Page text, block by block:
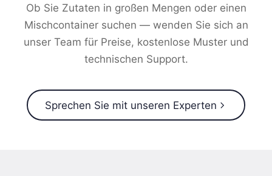
Ob Sie Zutaten in großen Mengen oder einen
Mischcontainer suchen — wenden Sie sich an
unser Team für Preise, kostenlose Muster und
technischen Support.
Sprechen Sie mit unseren Experten